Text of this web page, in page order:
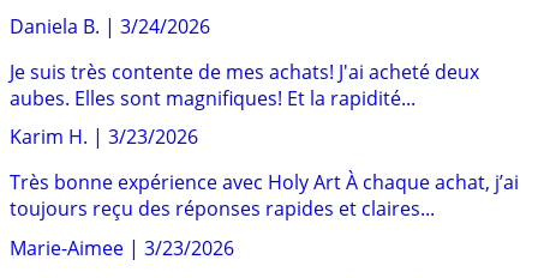
Daniela B. | 3/24/2026
Je suis très contente de mes achats! J'ai acheté deux
aubes. Elles sont magnifiques! Et la rapidité...
Karim H. | 3/23/2026
Très bonne expérience avec Holy Art À chaque achat, j’ai
toujours reçu des réponses rapides et claires...
Marie-Aimee | 3/23/2026